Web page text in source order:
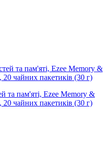
та пам'яті, Ezee Memory &
чайних пакетиків (30 г)